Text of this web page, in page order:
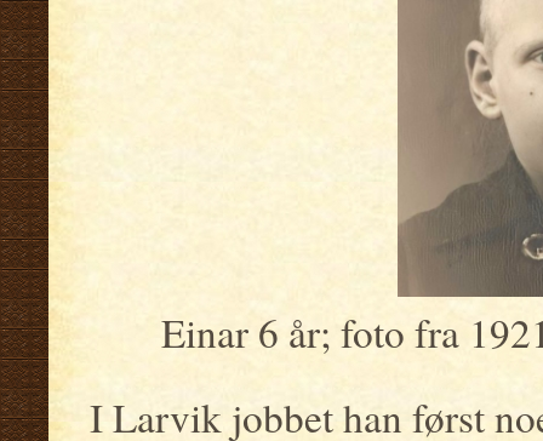
Einar 6 år; foto fra
I Larvik jobbet han først